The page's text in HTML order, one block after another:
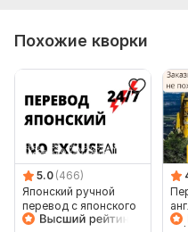
Похожие кворки
5.0 (466)
Японский ручной
перевод с японского
на японский